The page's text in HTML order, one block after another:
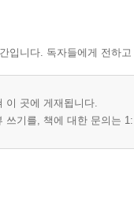
입니다. 독자들에게 전하
이 곳에 게재됩니다.
쓰기를, 책에 대한 문의는